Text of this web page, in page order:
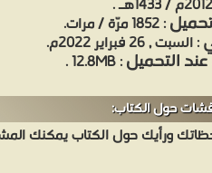
: 1852 مرّة / مرات.
: السبت , 26 فبراير 2022م.
التحميل: 12.8MB .
حول الكتاب:
ورأيك حول الكتاب يمكنك